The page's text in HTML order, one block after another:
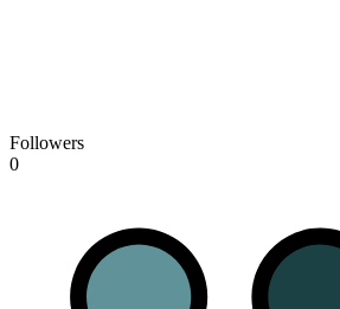
Followers
0